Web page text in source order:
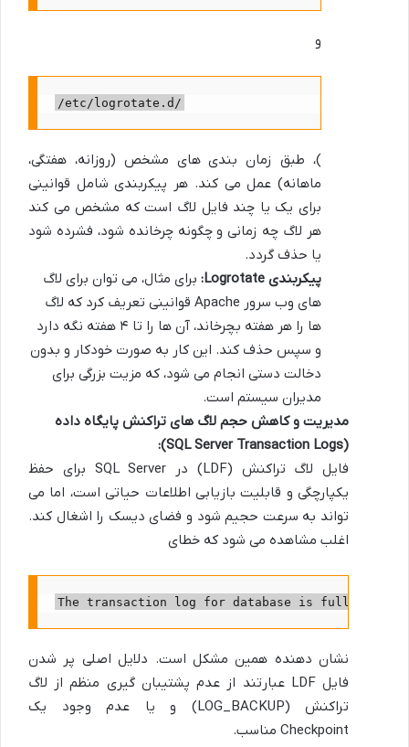
و
/etc/logrotate.d/
)، طبق زمان بندی های مشخص (روزانه، هفتگی،
ماهانه) عمل می کند. هر پیکربندی شامل قوانینی
برای یک یا چند فایل لاگ است که مشخص می کند
هر لاگ چه زمانی و چگونه چرخانده شود، فشرده شود
یا حذف گردد.
پیکربندی Logrotate:
برای مثال، می توان برای لاگ
های وب سرور Apache قوانینی تعریف کرد که لاگ
ها را هر هفته بچرخاند، آن ها را تا ۴ هفته نگه دارد
و سپس حذف کند. این کار به صورت خودکار و بدون
دخالت دستی انجام می شود، که مزیت بزرگی برای
مدیران سیستم است.
مدیریت و کاهش حجم لاگ های تراکنش پایگاه داده
(SQL Server Transaction Logs):
فایل لاگ تراکنش (LDF) در SQL Server برای حفظ
یکپارچگی و قابلیت بازیابی اطلاعات حیاتی است، اما می
تواند به سرعت حجیم شود و فضای دیسک را اشغال کند.
اغلب مشاهده می شود که خطای
The transaction log for database is full due to
نشان دهنده همین مشکل است. دلایل اصلی پر شدن
فایل LDF عبارتند از عدم پشتیبان گیری منظم از لاگ
تراکنش (LOG_BACKUP) و یا عدم وجود یک
Checkpoint مناسب.